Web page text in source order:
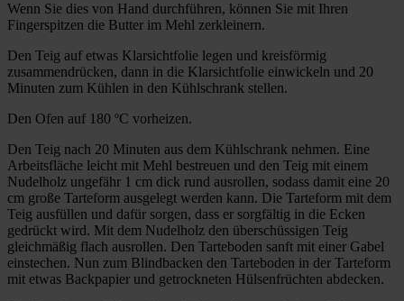
Wenn Sie dies von Hand durchführen, können Sie mit Ihren
Fingerspitzen die Butter im Mehl zerkleinern.
Den Teig auf etwas Klarsichtfolie legen und kreisförmig
zusammendrücken, dann in die Klarsichtfolie einwickeln und 20
Minuten zum Kühlen in den Kühlschrank stellen.
Den Ofen auf 180 ºC vorheizen.
Den Teig nach 20 Minuten aus dem Kühlschrank nehmen. Eine
Arbeitsfläche leicht mit Mehl bestreuen und den Teig mit einem
Nudelholz ungefähr 1 cm dick rund ausrollen, sodass damit eine 20
cm große Tarteform ausgelegt werden kann. Die Tarteform mit dem
Teig ausfüllen und dafür sorgen, dass er sorgfältig in die Ecken
gedrückt wird. Mit dem Nudelholz den überschüssigen Teig
gleichmäßig flach ausrollen. Den Tarteboden sanft mit einer Gabel
einstechen. Nun zum Blindbacken den Tarteboden in der Tarteform
mit etwas Backpapier und getrockneten Hülsenfrüchten abdecken.